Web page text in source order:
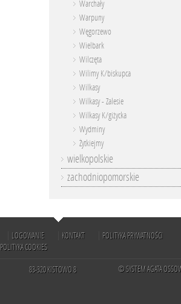
Warchały
Warpuny
Węgorzewo
Wielbark
Wilczęta
Wilimy K/biskupca
Wilkasy
Wilkasy - Zalesie
Wilkasy K/giżycka
Wydminy
Żytkiejmy
wielkopolskie
zachodniopomorskie
LOGOWANIE KONTAKT
POLITYKA PRYWATNOŚCI
POLITYKA COOKIES
83-320 KISTOWO 8 © SYSTEM AGATA